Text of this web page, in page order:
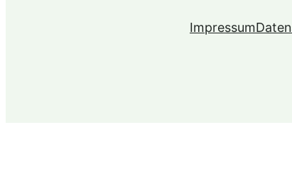
Impressum